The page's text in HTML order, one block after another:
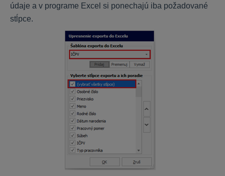
Sklad a fakturácia
Všeobecné
Uzávierka roka a daňové priznania
Daňové priznania
Stavebné riešenie
CENKROS 4 - Rozpočet
CENKROS 4 - Importy/Exporty
údaje a v programe Excel si ponechajú iba požadované
stĺpce.